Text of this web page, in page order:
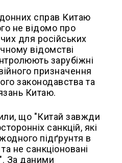
справ Китаю
не відомо про
для російських
відомстві
зарубіжні
призначення
законодавства та
Китаю.
що "Китай завжди
санкцій, які
підґрунтя в
не санкціоновані
За даними